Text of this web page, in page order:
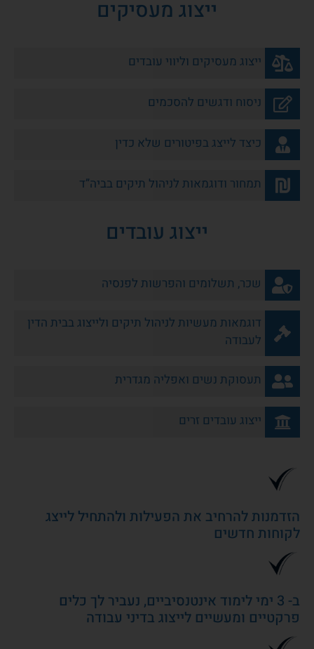
ייצוג מעסיקים
ייצוג מעסיקים וליווי עובדים
ניסוח ודגשים להסכמים
כיצד לייצג בפיטורים שלא כדין
תמחור ודוגמאות לניהול תיקים בביה”ד
ייצוג עובדים
שכר, תשלומים והפרשות לפנסיה
דוגמאות מעשיות לניהול תיקים ולייצוג בבית הדין
לעבודה
תעסוקת נשים ואפליה מגדרית
ייצוג עובדים זרים
הזדמנות להרחיב את הפעילות ולהתחיל לייצג
לקוחות חדשים
ב- 3 ימי לימוד אינטנסיביים, נעביר לך כלים
פרקטיים ומעשיים לייצוג בדיני עבודה